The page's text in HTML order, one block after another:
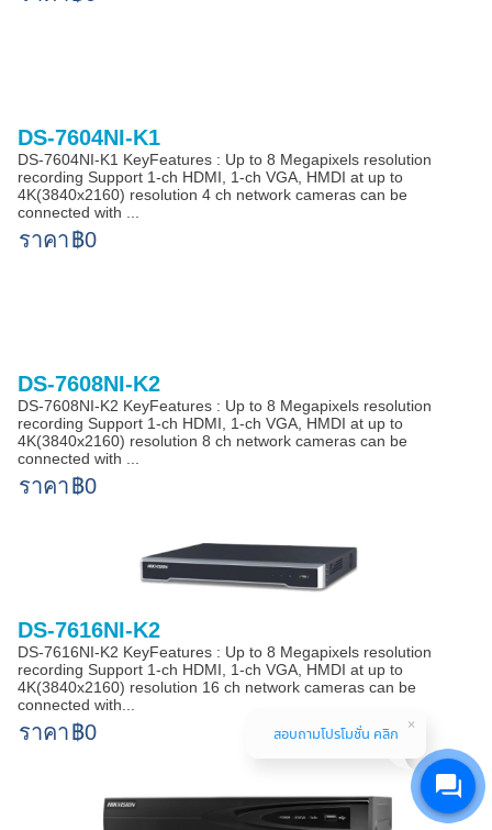
DS-7604NI-K1
DS-7604NI-K1 KeyFeatures : Up to 8 Megapixels resolution
recording Support 1-ch HDMI, 1-ch VGA, HMDI at up to
4K(3840x2160) resolution 4 ch network cameras can be
connected with ...
ราคา฿0
DS-7608NI-K2
DS-7608NI-K2 KeyFeatures : Up to 8 Megapixels resolution
recording Support 1-ch HDMI, 1-ch VGA, HMDI at up to
4K(3840x2160) resolution 8 ch network cameras can be
connected with ...
ราคา฿0
DS-7616NI-K2
DS-7616NI-K2 KeyFeatures : Up to 8 Megapixels resolution
recording Support 1-ch HDMI, 1-ch VGA, HMDI at up to
4K(3840x2160) resolution 16 ch network cameras can be
connected with...
ราคา฿0 สอบถามโปรโมชั่น คลิก